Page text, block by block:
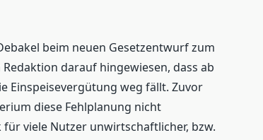
beim neuen Gesetzentwurf zum
darauf hingewiesen, dass ab
Einspeisevergütung weg fällt. Zuvor
diese Fehlplanung nicht
viele Nutzer unwirtschaftlicher, bzw.